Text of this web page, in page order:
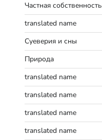
Частная собственность
translated name
Суеверия и сны
Природа
translated name
translated name
translated name
translated name